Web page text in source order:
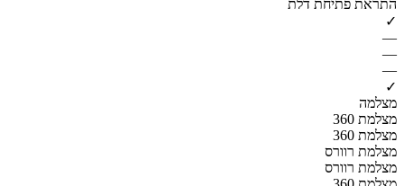
התראת פתיחת דלת
✓
—
—
—
✓
מצלמה
מצלמת 360
מצלמת 360
מצלמת רוורס
מצלמת רוורס